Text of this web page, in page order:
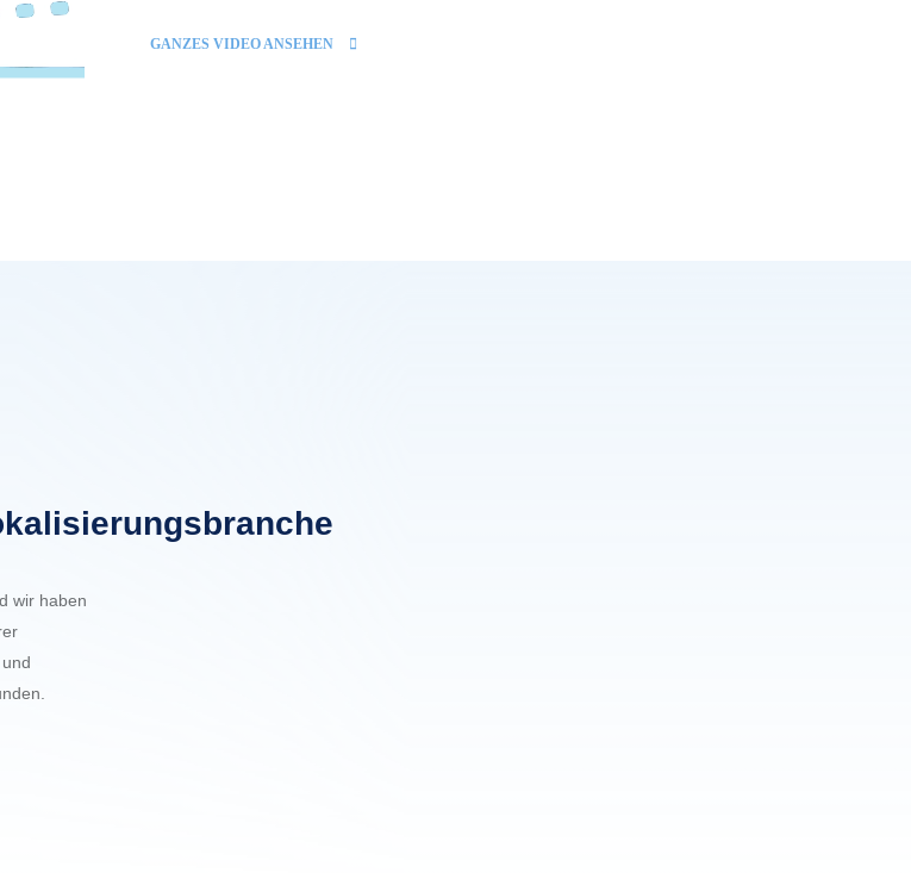
GANZES VIDEO ANSEHEN
wir haben